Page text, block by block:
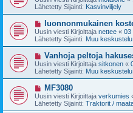
s
t
s
i
v
e
s
t
Lähetetty Sijainti: Kasvinviljely
U
u
s
i
v
e
s
t
luonnonmukainen
Uusin viesti Kirjoittaja nettee « 03
Lähetetty Sijainti: Muu
U
u
s
i
v
e
s
Vanhoja peltoja
Uusin viesti Kirjoittaja sitkonen «
Lähetetty Sijainti: Muu
U
u
s
i
MF3080
Uusin viesti Kirjoittaja verkumies
Lähetetty Sijainti: Traktorit /